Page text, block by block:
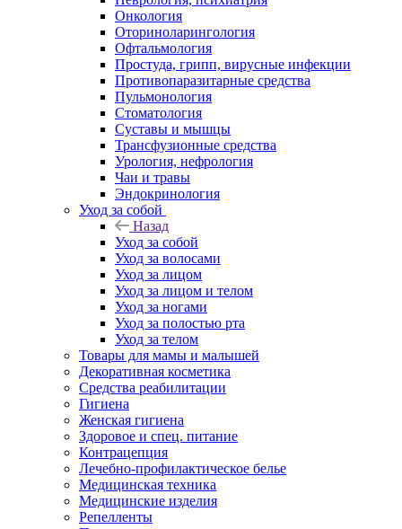
Онкология
Оториноларингология
Офтальмология
Простуда, грипп, вирусные инфекции
Противопаразитарные средства
Пульмонология
Стоматология
Суставы и мышцы
Трансфузионные средства
Урология, нефрология
Чаи и травы
Эндокринология
Уход за собой
Назад
Уход за собой
Уход за волосами
Уход за лицом
Уход за лицом и телом
Уход за ногами
Уход за полостью рта
Уход за телом
Товары для мамы и малышей
Декоративная косметика
Средства реабилитации
Гигиена
Женская гигиена
Здоровое и спец. питание
Контрацепция
Лечебно-профилактическое белье
Медицинская техника
Медицинские изделия
Репелленты